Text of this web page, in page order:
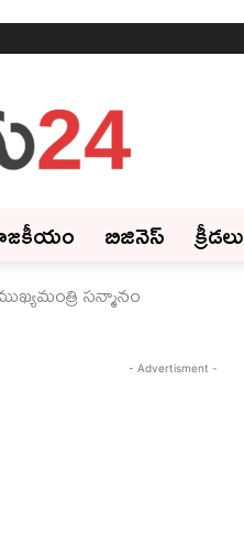
బిజినెస్‌ క్రీడలు
సన్మానం
- Advertisment -